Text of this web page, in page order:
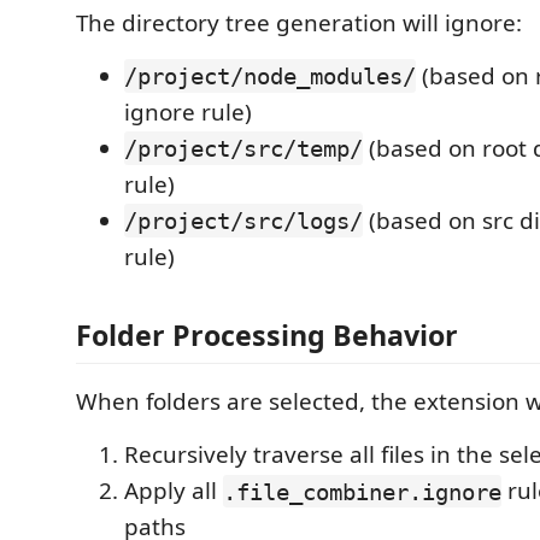
The directory tree generation will ignore:
/project/node_modules/ (based on
ignore rule)
/project/src/temp/ (based on root
rule)
/project/src/logs/ (based on src
rule)
Folder Processing Behavior
When folders are selected, the extension
Recursively traverse all files in the
Apply all .file_combiner.ignore
paths